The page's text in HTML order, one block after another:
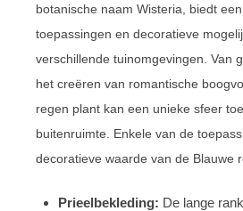
botanische naam Wisteria, biedt
toepassingen en decoratieve
verschillende tuinomgevingen. Van
het creëren van romantische
regen plant kan een unieke sfeer
buitenruimte. Enkele van de
decoratieve waarde van de Blauwe
Prieelbekleding: De lange